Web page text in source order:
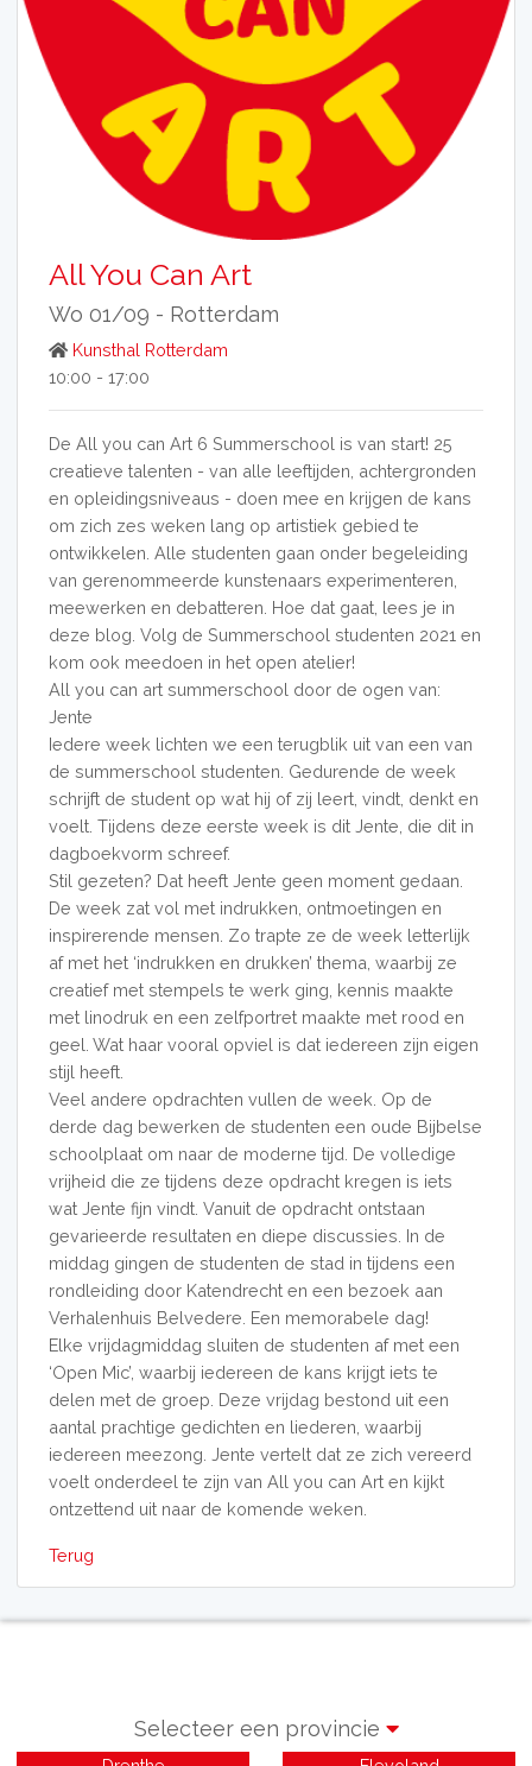
All You Can Art
Wo 01/09 - Rotterdam
Kunsthal Rotterdam
10:00 - 17:00
De All you can Art 6 Summerschool is van start! 25
creatieve talenten - van alle leeftijden, achtergronden
en opleidingsniveaus - doen mee en krijgen de kans
om zich zes weken lang op artistiek gebied te
ontwikkelen. Alle studenten gaan onder begeleiding
van gerenommeerde kunstenaars experimenteren,
meewerken en debatteren. Hoe dat gaat, lees je in
deze blog. Volg de Summerschool studenten 2021 en
kom ook meedoen in het open atelier!
All you can art summerschool door de ogen van:
Jente
Iedere week lichten we een terugblik uit van een van
de summerschool studenten. Gedurende de week
schrijft de student op wat hij of zij leert, vindt, denkt en
voelt. Tijdens deze eerste week is dit Jente, die dit in
dagboekvorm schreef.
Stil gezeten? Dat heeft Jente geen moment gedaan.
De week zat vol met indrukken, ontmoetingen en
inspirerende mensen. Zo trapte ze de week letterlijk
af met het ‘indrukken en drukken’ thema, waarbij ze
creatief met stempels te werk ging, kennis maakte
met linodruk en een zelfportret maakte met rood en
geel. Wat haar vooral opviel is dat iedereen zijn eigen
stijl heeft.
Veel andere opdrachten vullen de week. Op de
derde dag bewerken de studenten een oude Bijbelse
schoolplaat om naar de moderne tijd. De volledige
vrijheid die ze tijdens deze opdracht kregen is iets
wat Jente fijn vindt. Vanuit de opdracht ontstaan
gevarieerde resultaten en diepe discussies. In de
middag gingen de studenten de stad in tijdens een
rondleiding door Katendrecht en een bezoek aan
Verhalenhuis Belvedere. Een memorabele dag!
Elke vrijdagmiddag sluiten de studenten af met een
‘Open Mic’, waarbij iedereen de kans krijgt iets te
delen met de groep. Deze vrijdag bestond uit een
aantal prachtige gedichten en liederen, waarbij
iedereen meezong. Jente vertelt dat ze zich vereerd
voelt onderdeel te zijn van All you can Art en kijkt
ontzettend uit naar de komende weken.
Terug
Selecteer een provincie